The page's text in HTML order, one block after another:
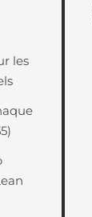
les